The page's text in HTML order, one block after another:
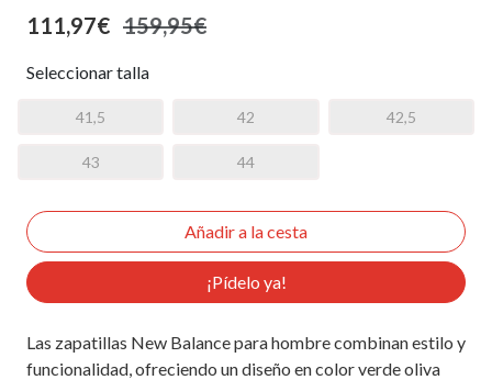
111,97€ 159,95€
Seleccionar talla
41,5 42 42,5
43 44
¡Pídelo ya!
Las zapatillas New Balance para hombre combinan estilo y
funcionalidad, ofreciendo un diseño en color verde oliva